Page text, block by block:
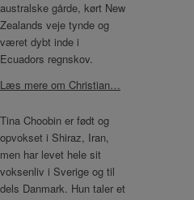
australske gårde, kørt New
Zealands veje tynde og
været dybt inde i
Ecuadors regnskov.
Læs mere om Christian…
Tina Choobin er født og
opvokset i Shiraz, Iran,
men har levet hele sit
voksenliv i Sverige og til
dels Danmark. Hun taler et